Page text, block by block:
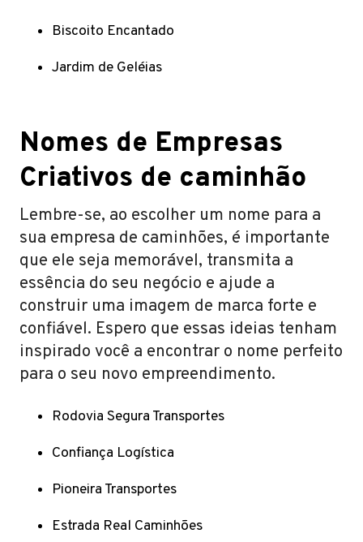
Biscoito Encantado
Jardim de Geléias
Nomes de Empresas
Criativos de caminhão
Lembre-se, ao escolher um nome para a
sua empresa de caminhões, é importante
que ele seja memorável, transmita a
essência do seu negócio e ajude a
construir uma imagem de marca forte e
confiável. Espero que essas ideias tenham
inspirado você a encontrar o nome perfeito
para o seu novo empreendimento.
Rodovia Segura Transportes
Confiança Logística
Pioneira Transportes
Estrada Real Caminhões